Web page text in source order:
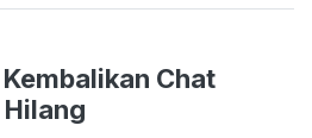
Chat